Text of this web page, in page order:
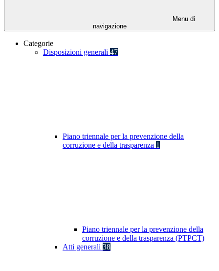
Menu di
navigazione
Categorie
Disposizioni generali 47
Piano triennale per la prevenzione della
corruzione e della trasparenza 1
Piano triennale per la prevenzione della
corruzione e della trasparenza (PTPCT)
Atti generali 38